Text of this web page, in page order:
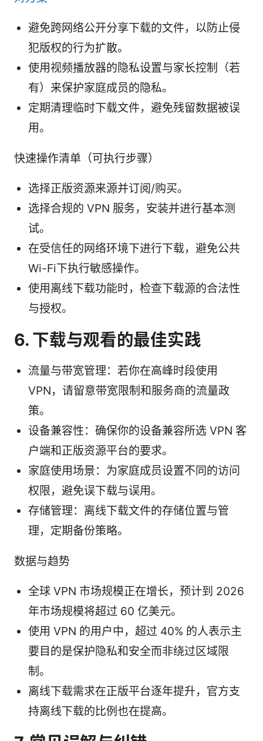
避免跨网络公开分享下载的文件，以防止侵
犯版权的行为扩散。
使用视频播放器的隐私设置与家长控制（若
有）来保护家庭成员的隐私。
定期清理临时下载文件，避免残留数据被误
用。
快速操作清单（可执行步骤）
选择正版资源来源并订阅/购买。
选择合规的 VPN 服务，安装并进行基本测
试。
在受信任的网络环境下进行下载，避免公共
Wi-Fi下执行敏感操作。
使用离线下载功能时，检查下载源的合法性
与授权。
6. 下载与观看的最佳实践
流量与带宽管理：若你在高峰时段使用
VPN，请留意带宽限制和服务商的流量政
策。
设备兼容性：确保你的设备兼容所选 VPN 客
户端和正版资源平台的要求。
家庭使用场景：为家庭成员设置不同的访问
权限，避免误下载与误用。
存储管理：离线下载文件的存储位置与管
理，定期备份策略。
数据与趋势
全球 VPN 市场规模正在增长，预计到 2026
年市场规模将超过 60 亿美元。
使用 VPN 的用户中，超过 40% 的人表示主
要目的是保护隐私和安全而非绕过区域限
制。
离线下载需求在正版平台逐年提升，官方支
持离线下载的比例也在提高。